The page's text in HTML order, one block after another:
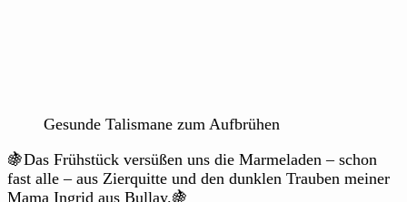
Gesunde Talismane zum Aufbrühen
🍇Das Frühstück versüßen uns die Marmeladen – schon
fast alle – aus Zierquitte und den dunklen Trauben meiner
Mama Ingrid aus Bullay.🍇